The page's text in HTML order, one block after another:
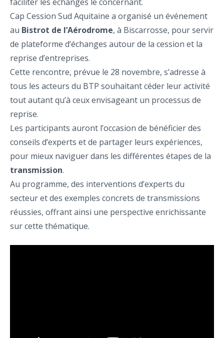
Cap Cession Sud Aquitaine a organisé un événement
au Bistrot de l’Aérodrome, à Biscarrosse, pour servir
de plateforme d’échanges autour de la cession et la
reprise d’entreprises.
Cette rencontre, prévue le 28 novembre, s’adresse à
tous les acteurs du BTP souhaitant céder leur activité
tout autant qu’à ceux envisageant un processus de
reprise.
Les participants auront l’occasion de bénéficier des
conseils d’experts et de partager leurs expériences,
pour mieux naviguer dans les différentes étapes de la
transmission.
Au programme, des interventions d’experts du
secteur et des exemples concrets de transmissions
réussies, offrant ainsi une perspective enrichissante
sur cette thématique.